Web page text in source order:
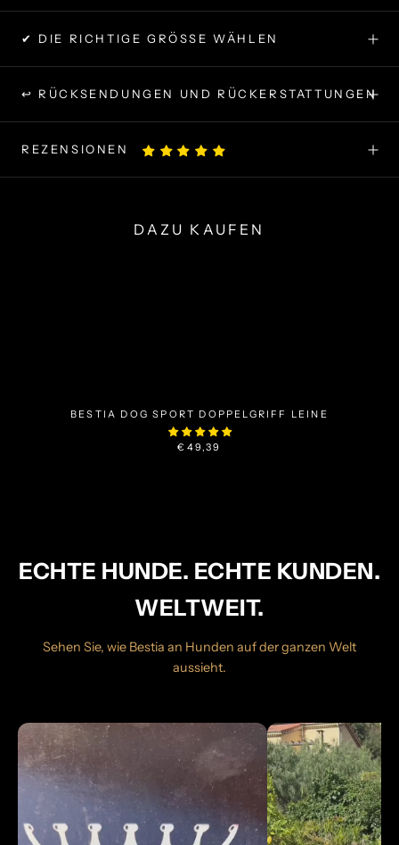
✔ DIE RICHTIGE GRÖSSE WÄHLEN
↩ RÜCKSENDUNGEN UND RÜCKERSTATTUNGEN
REZENSIONEN
DAZU KAUFEN
BESTIA DOG SPORT DOPPELGRIFF LEINE
€49,39
ECHTE HUNDE. ECHTE KUNDEN.
WELTWEIT.
Sehen Sie, wie Bestia an Hunden auf der ganzen Welt
aussieht.